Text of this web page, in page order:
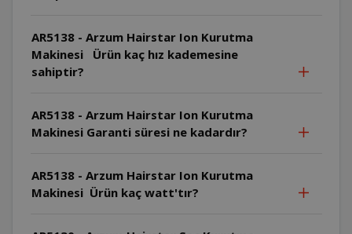
AR5138 - Arzum Hairstar Ion Kurutma
Makinesi Ürün kaç hız kademesine
sahiptir?
AR5138 - Arzum Hairstar Ion Kurutma
Makinesi Garanti süresi ne kadardır?
AR5138 - Arzum Hairstar Ion Kurutma
Makinesi Ürün kaç watt'tır?